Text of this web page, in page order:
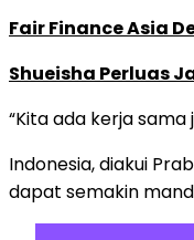
Fair Finance Asia
Shueisha Perluas
“Kita ada kerja
Indonesia, diakui
dapat semakin